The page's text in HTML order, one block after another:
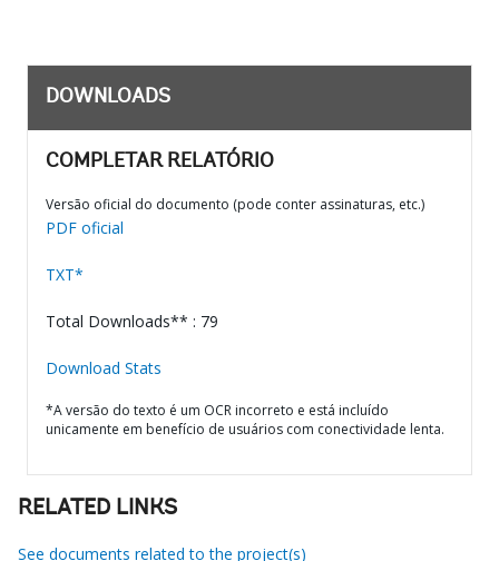
DOWNLOADS
COMPLETAR RELATÓRIO
Versão oficial do documento (pode conter assinaturas, etc.)
PDF oficial
TXT*
Total Downloads** : 79
Download Stats
*A versão do texto é um OCR incorreto e está incluído
unicamente em benefício de usuários com conectividade lenta.
RELATED LINKS
See documents related to the project(s)